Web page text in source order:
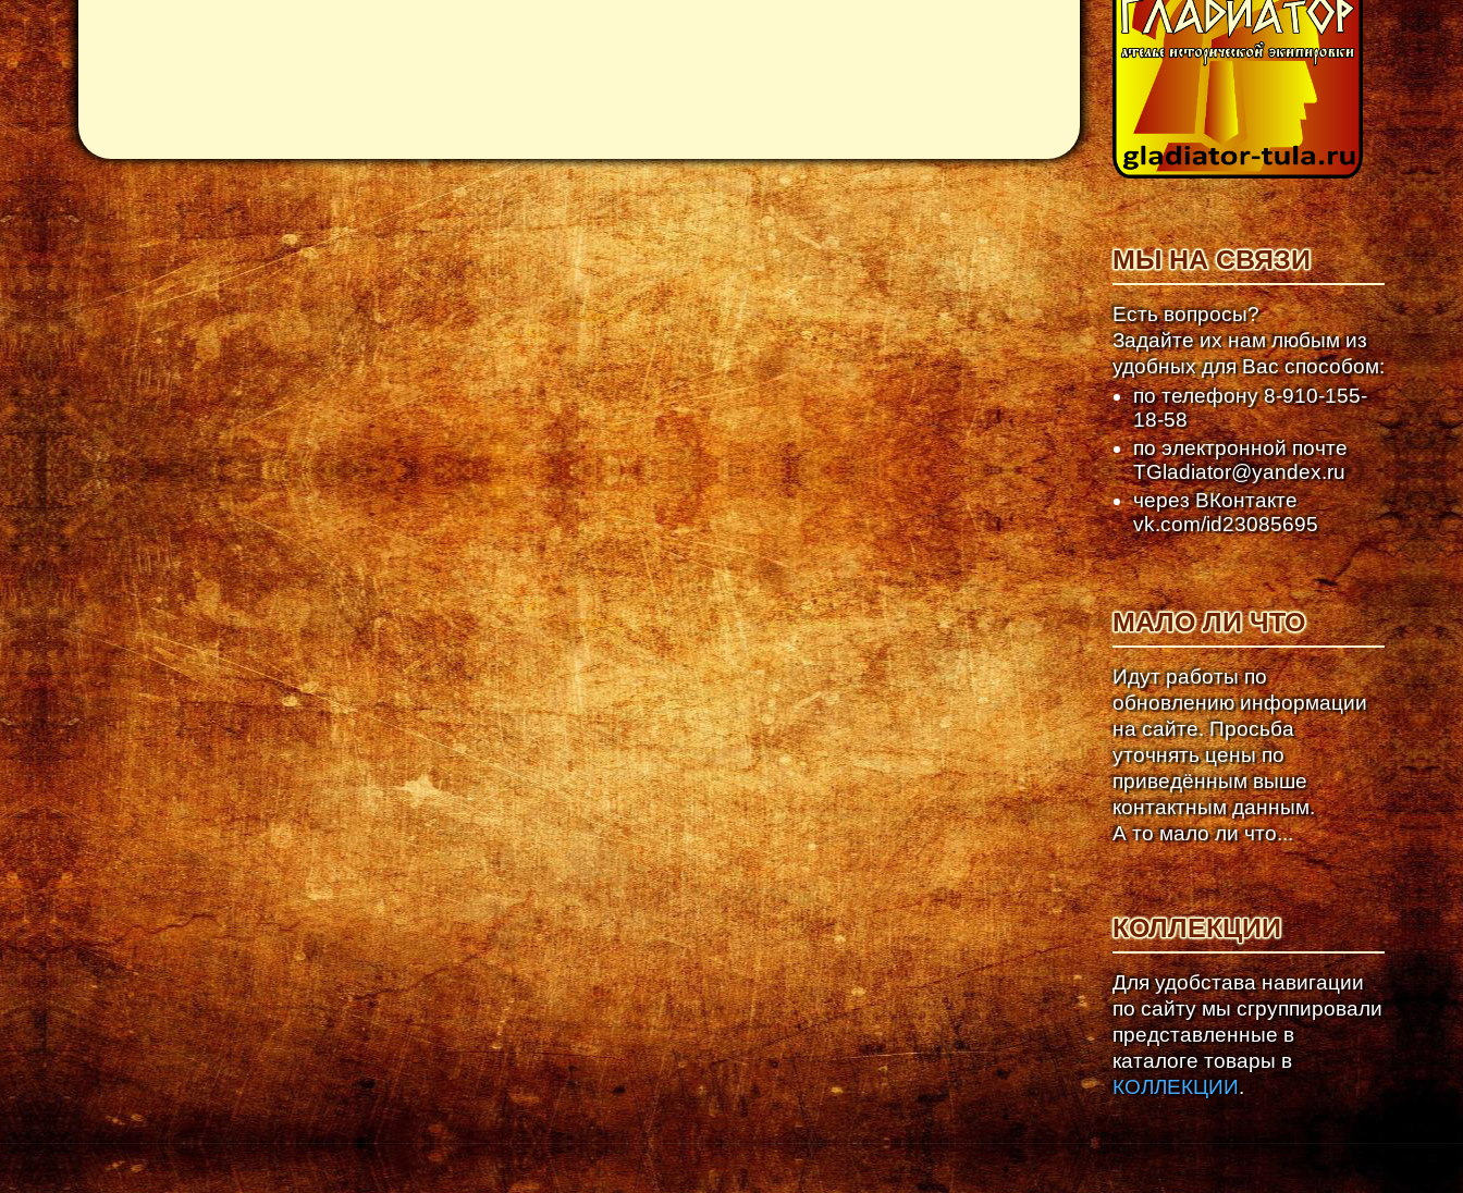
МЫ НА СВЯЗИ
Есть вопросы?
Задайте их нам любым из
удобных для Вас способом:
по телефону8-910-155-
18-58
по электронной почте
TGladiator@yandex.ru
через ВКонтакте
vk.com/id23085695
МАЛО ЛИ ЧТО
Идут работы по
обновлению информации
на сайте. Просьба
уточнять цены по
приведённым выше
контактным данным.
А то мало ли что...
КОЛЛЕКЦИИ
Для удобстава навигации
по сайту мы сгруппировали
представленные в
каталоге товары в
КОЛЛЕКЦИИ.